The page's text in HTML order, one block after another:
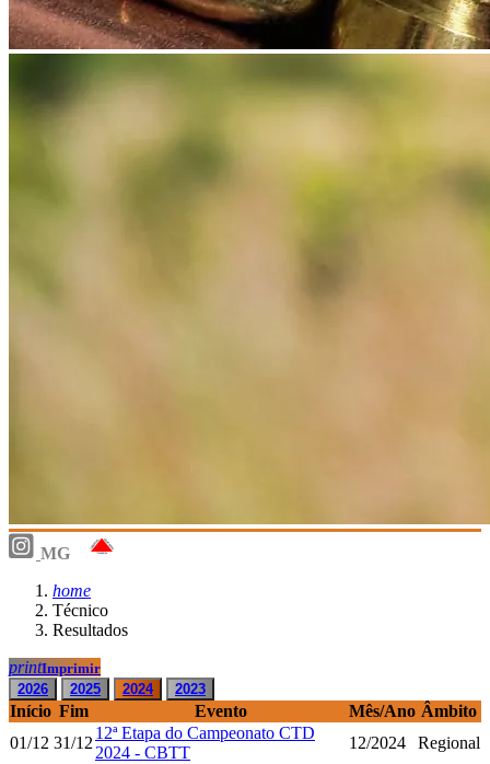
MG
home
Técnico
Resultados
printImprimir
2026
2025 2024 2023
Início Fim Evento Mês/Ano Âmbito
01/12 31/12
12ª Etapa do Campeonato CTD
2024 - CBTT
12/2024
Regional